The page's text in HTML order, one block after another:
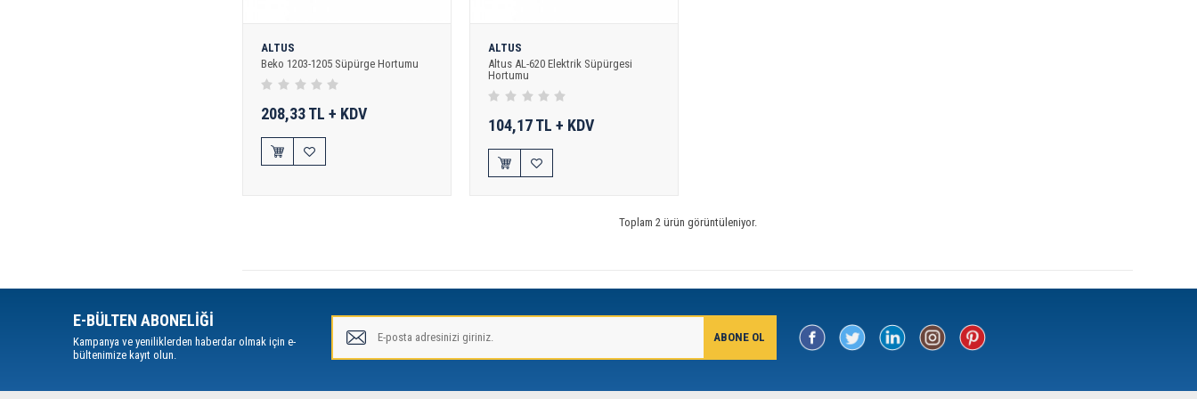
ALTUS
Beko 1203-1205 Süpürge Hortumu
208,33 TL + KDV
ALTUS
Altus AL-620 Elektrik Süpürgesi
Hortumu
104,17 TL + KDV
Toplam 2 ürün görüntüleniyor.
E-BÜLTEN ABONELİĞİ
Kampanya ve yeniliklerden haberdar olmak için e-
bültenimize kayıt olun.